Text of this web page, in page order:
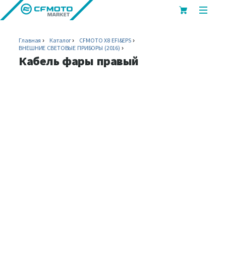
Главная Каталог
CFMOTO X8 EFI&EPS
ВНЕШНИЕ СВЕТОВЫЕ ПРИБОРЫ (2016)
Кабель фары правый